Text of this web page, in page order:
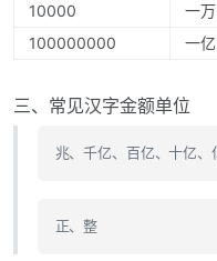
10000
一万
100000000
一亿
三、常见汉字金额单位
兆、千亿、百亿、十亿
正、整